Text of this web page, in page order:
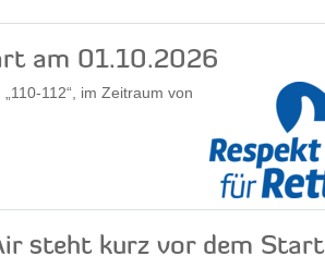
am 01.10.2026
112“, im Zeitraum von
steht kurz vor dem Start